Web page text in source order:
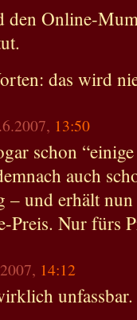
den Online-
das wird
13:50
schon
auch
– und erhält
Preis. Nur fürs
14:12
unfassbar.